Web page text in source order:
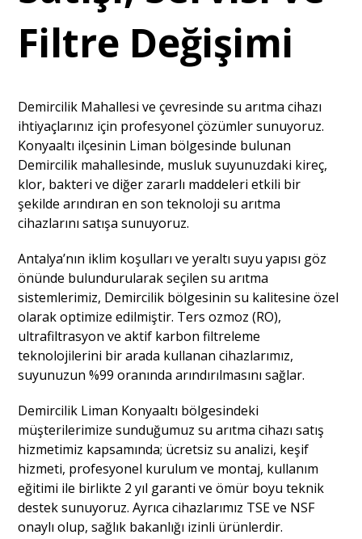
Filtre Değişimi
Demircilik Mahallesi ve çevresinde su arıtma cihazı
ihtiyaçlarınız için profesyonel çözümler sunuyoruz.
Konyaaltı ilçesinin Liman bölgesinde bulunan
Demircilik mahallesinde, musluk suyunuzdaki kireç,
klor, bakteri ve diğer zararlı maddeleri etkili bir
şekilde arındıran en son teknoloji su arıtma
cihazlarını satışa sunuyoruz.
Antalya’nın iklim koşulları ve yeraltı suyu yapısı göz
önünde bulundurularak seçilen su arıtma
sistemlerimiz, Demircilik bölgesinin su kalitesine özel
olarak optimize edilmiştir. Ters ozmoz (RO),
ultrafiltrasyon ve aktif karbon filtreleme
teknolojilerini bir arada kullanan cihazlarımız,
suyunuzun %99 oranında arındırılmasını sağlar.
Demircilik Liman Konyaaltı bölgesindeki
müşterilerimize sunduğumuz su arıtma cihazı satış
hizmetimiz kapsamında; ücretsiz su analizi, keşif
hizmeti, profesyonel kurulum ve montaj, kullanım
eğitimi ile birlikte 2 yıl garanti ve ömür boyu teknik
destek sunuyoruz. Ayrıca cihazlarımız TSE ve NSF
onaylı olup, sağlık bakanlığı izinli ürünlerdir.